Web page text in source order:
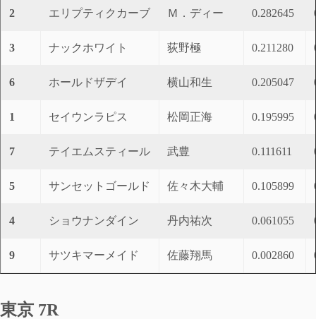
2 エリプティクカーブ Ｍ．ディー 0.282645
3 ナックホワイト 荻野極 0.211280
6 ホールドザデイ 横山和生 0.205047
1 セイウンラピス 松岡正海 0.195995
7 テイエムスティール 武豊 0.111611
5 サンセットゴールド 佐々木大輔 0.105899
4 ショウナンダイン 丹内祐次 0.061055
9 サツキマーメイド 佐藤翔馬 0.002860
東京 7R